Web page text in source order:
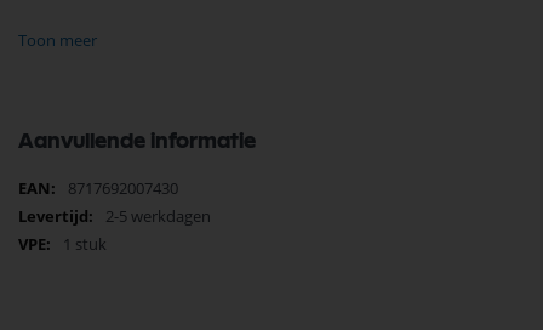
Toon meer
Aanvullende informatie
Meer
informatie
8717692007430
2-5 werkdagen
1 stuk